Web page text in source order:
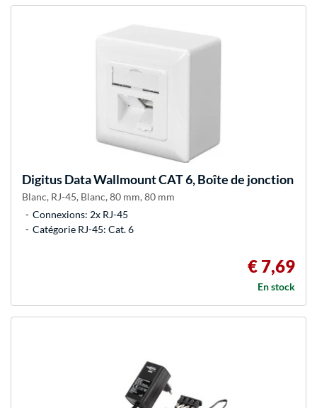
DigitusData Wallmount CAT 6, Boîte de jonction
Blanc, RJ-45, Blanc, 80 mm, 80 mm
Connexions: 2x RJ-45
Catégorie RJ-45: Cat. 6
€ 7,69
En stock